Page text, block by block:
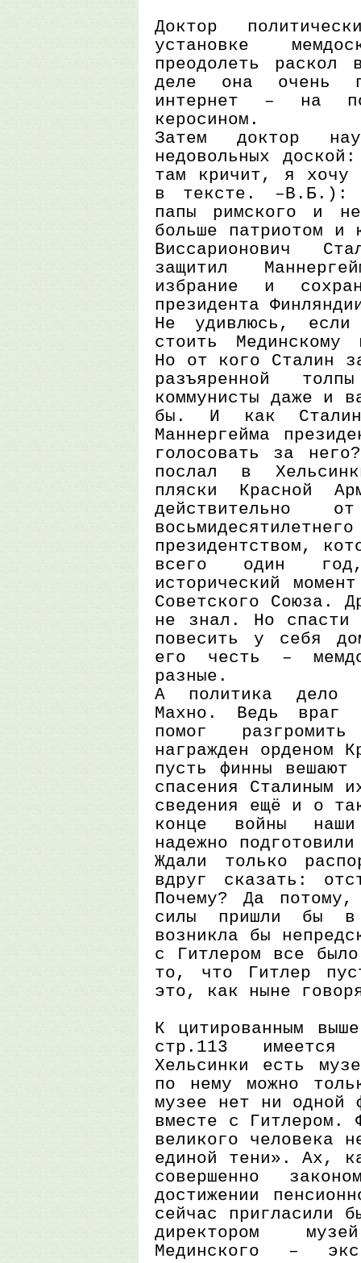
Доктор
установке
преодолеть
деле она очень
интернет – на
керосином.
Затем доктор
недовольных
там кричит, я хочу
в тексте. –В.Б.):
папы римского и
больше патриотом и
Виссарионович
защитил
избрание и
президента
Не удивлюсь, если
стоить Мединскому
Но от кого Сталин
разъяренной
коммунисты даже и
бы. И как Сталин
Маннергейма
голосовать за
послал в
пляски Красной
действительно
президентством,
всего один
исторический
Советского Союза.
не знал. Но спасти
повесить у себя
его честь –
разные.
А политика дело
Махно. Ведь враг
помог
награжден орденом
пусть финны
спасения Сталиным
сведения ещё и о
конце войны наши
надежно
Ждали только
вдруг сказать:
Почему? Да
силы пришли бы
возникла бы
с Гитлером все
то, что Гитлер
это, как ныне
К цитированным
стр.113
Хельсинки есть
по нему можно
музее нет ни одной
вместе с Гитлером.
великого человека
единой тени». Ах,
совершенно
достижении
сейчас пригласили
директором
Мединского –